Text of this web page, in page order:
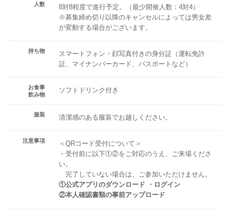
人数
8対8程度で進行予定。（最少開催人数：4対4）
※募集締め切り以降のキャンセルによっては男女差
が変動する場合がございます。
持ち物
スマートフォン・顔写真付きの身分証（運転免許
証、マイナンバーカード、パスポートなど）
お食事
飲み物
ソフトドリンク付き
服装 清潔感のある服装でお越しください。
注意事項
＜QRコード受付について＞
・受付前に以下①②をご対応のうえ、ご来場くださ
い。
完了していない場合は、ご参加いただけません。
①公式アプリのダウンロード ・ログイン
②本人確認書類の事前アップロード